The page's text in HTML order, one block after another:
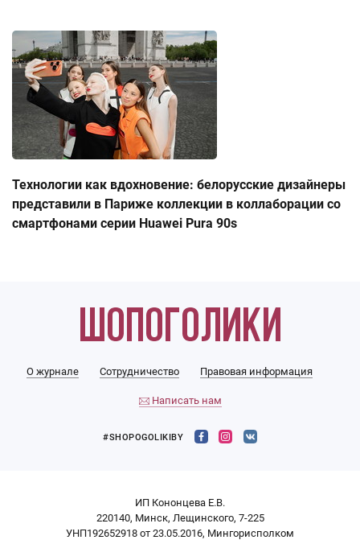
Технологии как вдохновение: белорусские дизайнеры
представили в Париже коллекции в коллаборации со
смартфонами серии Huawei Pura 90s
О журнале Сотрудничество Правовая информация
Написать нам
#SHOPOGOLIKIBY
ИП Кононцева Е.В.
220140, Минск, Лещинского, 7-225
УНП192652918 от 23.05.2016, Мингорисполком